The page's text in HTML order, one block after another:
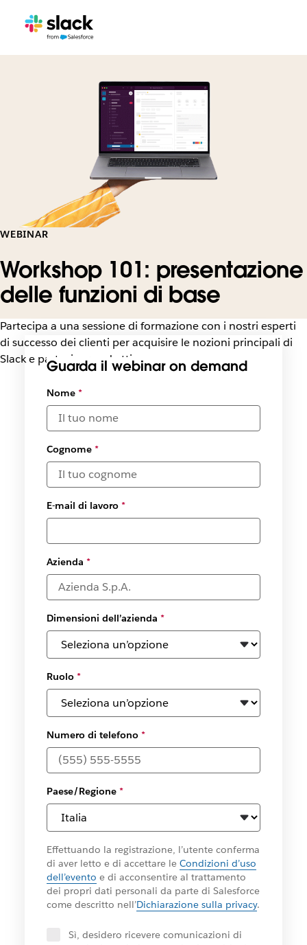
WEBINAR
Workshop 101: presentazione
delle funzioni di base
Partecipa a una sessione di formazione con i nostri esperti
di successo dei clienti per acquisire le nozioni principali di
Slack e partecipare ad atti
Guarda il webinar on demand
Nome*
Cognome*
E-mail di lavoro*
Azienda *
Dimensioni dell’azienda *
Ruolo*
Numero di telefono*
Paese/Regione*
Effettuando la registrazione, l’utente conferma
di aver letto e di accettare le Condizioni d’uso
dell’evento e di acconsentire al trattamento
dei propri dati personali da parte di Salesforce
come descritto nell’Dichiarazione sulla privacy.
Sì, desidero ricevere comunicazioni di